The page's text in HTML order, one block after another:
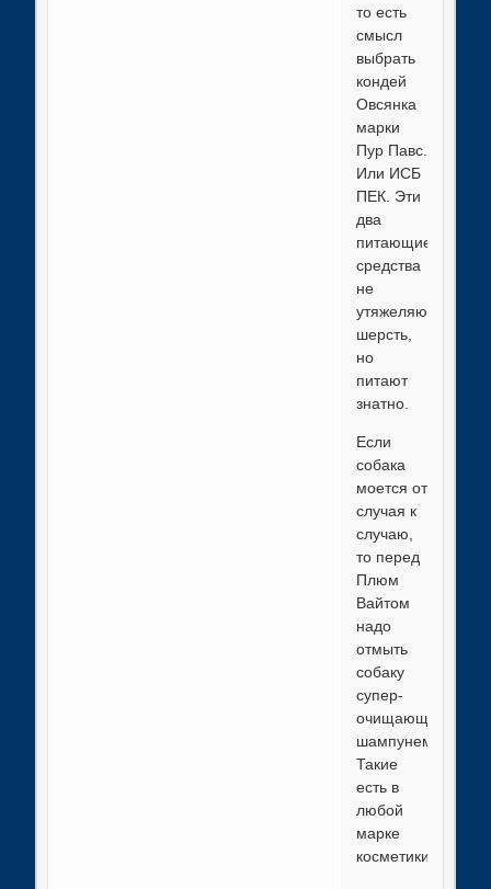
то есть
смысл
выбрать
кондей
Овсянка
марки
Пур Павс.
Или ИСБ
ПЕК. Эти
два
питающие
средства
не
утяжеляют
шерсть,
но
питают
знатно.
Если
собака
моется от
случая к
случаю,
то перед
Плюм
Вайтом
надо
отмыть
собаку
супер-
очищающим
шампунем.
Такие
есть в
любой
марке
косметики.